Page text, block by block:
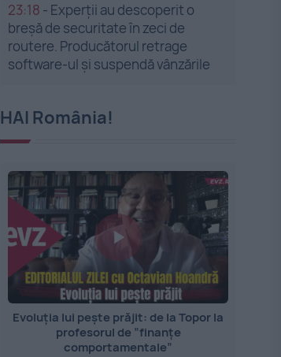
23:18 - Experții au descoperit o
breșă de securitate în zeci de
routere. Producătorul retrage
software-ul și suspendă vânzările
HAI România!
Evoluția lui pește prăjit: de la Topor la
profesorul de ”finanțe
comportamentale”